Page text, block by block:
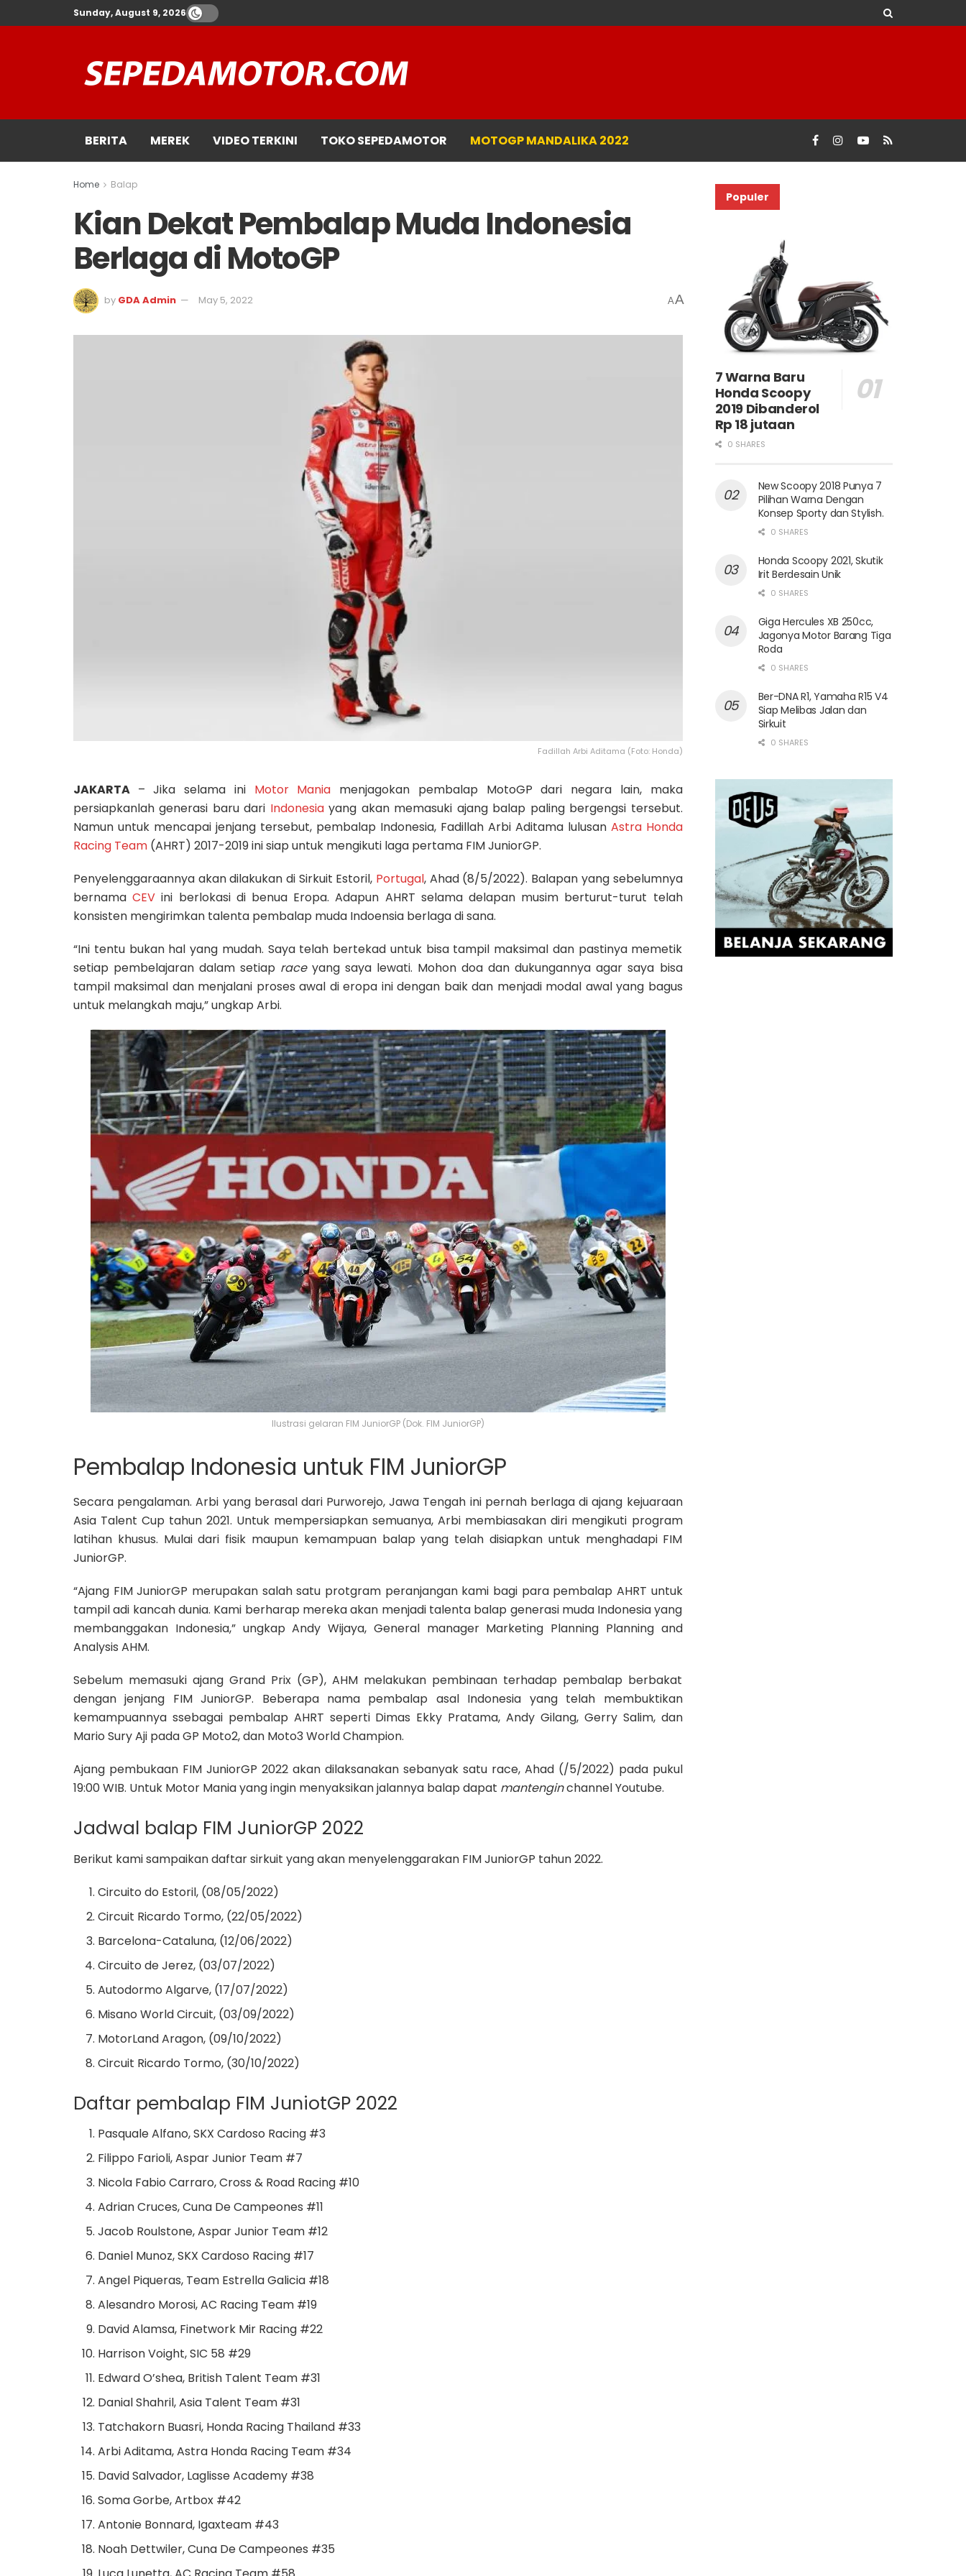
Sunday, August 9, 2026
BERITA MEREK VIDEO TERKINI TOKO SEPEDAMOTOR MOTOGP MANDALIKA 2022
Home Balap
Kian Dekat Pembalap Muda Indonesia
Berlaga di MotoGP
by GDA Admin May 5, 2022 AA
Fadillah Arbi Aditama (Foto: Honda)
JAKARTA – Jika selama ini Motor Mania menjagokan pembalap MotoGP dari negara lain, maka
persiapkanlah generasi baru dari Indonesiayang akan memasuki ajang balap paling bergengsi tersebut.
Namun untuk mencapai jenjang tersebut, pembalap Indonesia, Fadillah Arbi Aditama lulusan Astra Honda
Racing Team (AHRT) 2017-2019 ini siap untuk mengikuti laga pertama FIM JuniorGP.
Penyelenggaraannya akan dilakukan di Sirkuit Estoril, Portugal, Ahad (8/5/2022). Balapan yang sebelumnya
bernamaCEV ini berlokasi di benua Eropa. Adapun AHRT selama delapan musim berturut-turut telah
konsisten mengirimkan talenta pembalap muda Indoensia berlaga di sana.
“Ini tentu bukan hal yang mudah. Saya telah bertekad untuk bisa tampil maksimal dan pastinya memetik
setiap pembelajaran dalam setiap raceyang saya lewati. Mohon doa dan dukungannya agar saya bisa
tampil maksimal dan menjalani proses awal di eropa ini dengan baik dan menjadi modal awal yang bagus
untuk melangkah maju,” ungkap Arbi.
Ilustrasi gelaran FIM JuniorGP (Dok. FIM JuniorGP)
Pembalap Indonesia untuk FIM JuniorGP
Secara pengalaman. Arbi yang berasal dari Purworejo, Jawa Tengah ini pernah berlaga di ajang kejuaraan
Asia Talent Cup tahun 2021. Untuk mempersiapkan semuanya, Arbi membiasakan diri mengikuti program
latihan khusus. Mulai dari fisik maupun kemampuan balap yang telah disiapkan untuk menghadapi FIM
JuniorGP.
“Ajang FIM JuniorGP merupakan salah satu protgram peranjangan kami bagi para pembalap AHRT untuk
tampil adi kancah dunia. Kami berharap mereka akan menjadi talenta balap generasi muda Indonesia yang
membanggakan Indonesia,” ungkap Andy Wijaya, General manager Marketing Planning Planning and
Analysis AHM.
Sebelum memasuki ajang Grand Prix (GP), AHM melakukan pembinaan terhadap pembalap berbakat
dengan jenjang FIM JuniorGP. Beberapa nama pembalap asal Indonesia yang telah membuktikan
kemampuannya ssebagai pembalap AHRT seperti Dimas Ekky Pratama, Andy Gilang, Gerry Salim, dan
Mario Sury Aji pada GP Moto2, dan Moto3 World Champion.
Ajang pembukaan FIM JuniorGP 2022 akan dilaksanakan sebanyak satu race, Ahad (/5/2022) pada pukul
19:00 WIB. Untuk Motor Mania yang ingin menyaksikan jalannya balap dapat mantenginchannel Youtube.
Jadwal balap FIM JuniorGP 2022
Berikut kami sampaikan daftar sirkuit yang akan menyelenggarakan FIM JuniorGP tahun 2022.
Circuito do Estoril, (08/05/2022)
Circuit Ricardo Tormo, (22/05/2022)
Barcelona-Cataluna, (12/06/2022)
Circuito de Jerez, (03/07/2022)
Autodormo Algarve, (17/07/2022)
Misano World Circuit, (03/09/2022)
MotorLand Aragon, (09/10/2022)
Circuit Ricardo Tormo, (30/10/2022)
Daftar pembalap FIM JuniotGP 2022
Pasquale Alfano, SKX Cardoso Racing #3
Filippo Farioli, Aspar Junior Team #7
Nicola Fabio Carraro, Cross & Road Racing #10
Adrian Cruces, Cuna De Campeones #11
Jacob Roulstone, Aspar Junior Team #12
Daniel Munoz, SKX Cardoso Racing #17
Angel Piqueras, Team Estrella Galicia #18
Alesandro Morosi, AC Racing Team #19
David Alamsa, Finetwork Mir Racing #22
Harrison Voight, SIC 58 #29
Edward O’shea, British Talent Team #31
Danial Shahril, Asia Talent Team #31
Tatchakorn Buasri, Honda Racing Thailand #33
Arbi Aditama, Astra Honda Racing Team #34
David Salvador, Laglisse Academy #38
Soma Gorbe, Artbox #42
Antonie Bonnard, Igaxteam #43
Noah Dettwiler, Cuna De Campeones #35
Populer
7 Warna Baru
Honda Scoopy
2019 Dibanderol
Rp 18 jutaan
0 SHARES
New Scoopy 2018 Punya 7
Pilihan Warna Dengan
Konsep Sporty dan Stylish.
0 SHARES
Honda Scoopy 2021, Skutik
Irit Berdesain Unik
0 SHARES
Giga Hercules XB 250cc,
Jagonya Motor Barang Tiga
Roda
0 SHARES
Ber-DNA R1, Yamaha R15 V4
Siap Melibas Jalan dan
Sirkuit
0 SHARES